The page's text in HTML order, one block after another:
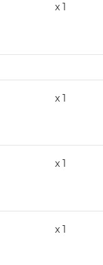
x 1
x 1
x 1
x 1